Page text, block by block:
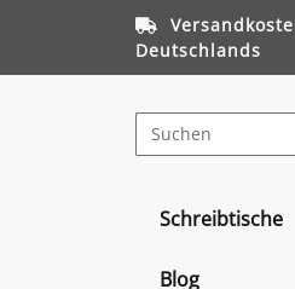
Deutschlands
Schreibtische
Blog